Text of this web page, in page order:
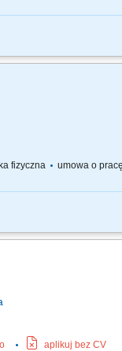
ustawienie
fizyczna umowa o pracę
Przemysłu
aplikuj bez CV